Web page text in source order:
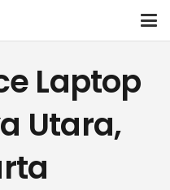
Laptop
Utara,